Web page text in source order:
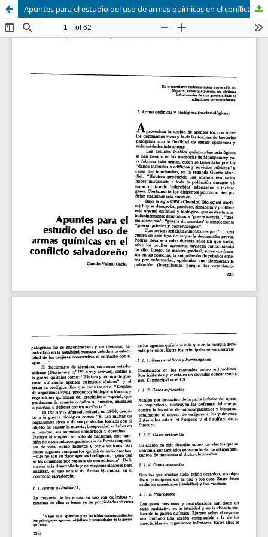
Apuntes para el estudio del uso de armas químicas en el conflicto salvadoreño